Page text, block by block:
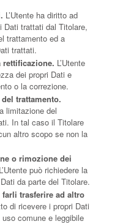
L’Utente ha diritto ad
Dati trattati dal Titolare,
trattamento ed a
trattati.
rettificazione. L’Utente
dei propri Dati e
o la correzione.
trattamento.
limitazione del
In tal caso il Titolare
altro scopo se non la
o rimozione dei
L’Utente può richiedere la
da parte del Titolare.
trasferire ad altro
di ricevere i propri Dati
comune e leggibile